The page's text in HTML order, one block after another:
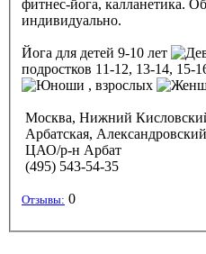
фитнес-йога, калланетика.
индивидуально.
Йога для детей 9-10 лет
подростков 11-12, 13-14, 15-
, взрослых
Москва, Нижний
Арбатская,
ЦАО/р-н Арбат
(495) 543-54-35
Отзывы: 0